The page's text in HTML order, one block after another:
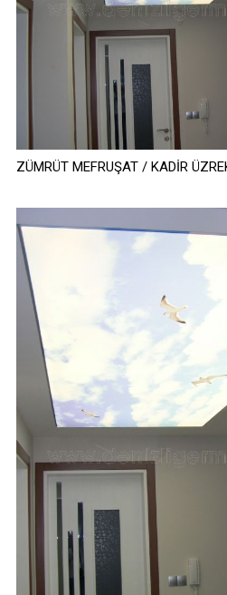
ZÜMRÜT MEFRUŞAT / KADİR